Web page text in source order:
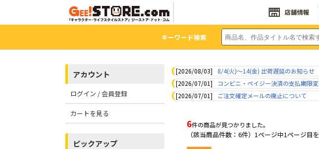
キーワード検索
アカウント
ログイン / 会員登録
カートを見る
ピックアップ
[2026/08/03]
8/4(火)～14(金) 出荷遅延のお知らせ
[2026/07/01]
コンビニ・ペイジー決済の支払期限
[2026/07/01]
ご注文確定メールの廃止について
6件の商品が見つかりました。
（該当商品件数：6件）1ページ中1ページ目